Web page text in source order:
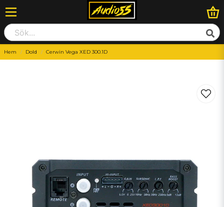
Hem Dold Cerwin Vega XED 300.1D